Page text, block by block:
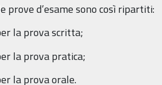
prove d’esame sono così ripartiti:
la prova scritta;
la prova pratica;
la prova orale.